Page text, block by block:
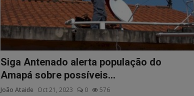
Siga Antenado alerta população do
Amapá sobre possíveis...
João Ataide Oct 21, 2023 0 576